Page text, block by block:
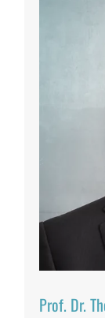
Prof. Dr.